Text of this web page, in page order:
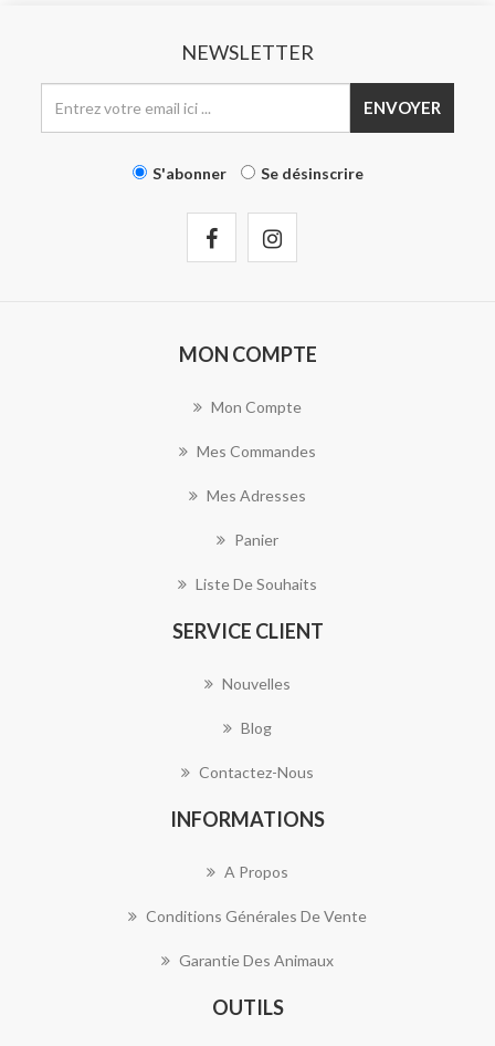
NEWSLETTER
ENVOYER
S'abonner Se désinscrire
MON COMPTE
Mon Compte
Mes Commandes
Mes Adresses
Panier
Liste De Souhaits
SERVICE CLIENT
Nouvelles
Blog
Contactez-Nous
INFORMATIONS
A Propos
Conditions Générales De Vente
Garantie Des Animaux
OUTILS